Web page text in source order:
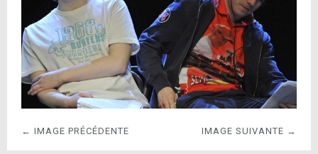
← IMAGE PRÉCÉDENTE IMAGE SUIVANTE →